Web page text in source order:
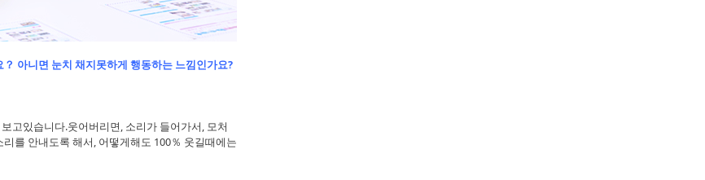
아니면 눈치 채지못하게 행동하는 느낌인가요?
고있습니다.웃어버리면, 소리가 들어가서, 모처
를 안내도록 해서, 어떻게해도 100％ 웃길때에는